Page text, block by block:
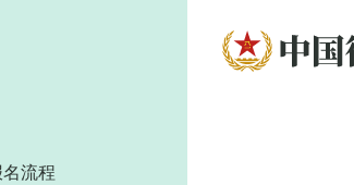
流程